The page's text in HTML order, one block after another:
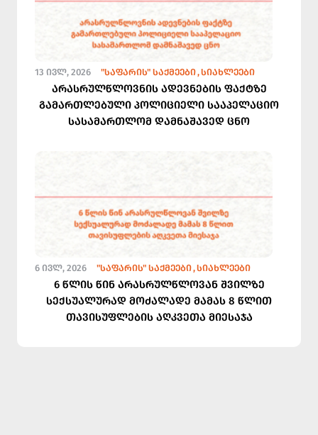
13 ᲘᲕᲚ, 2026 "ᲡᲐᲤᲐᲠᲘᲡ" ᲡᲐᲥᲛᲔᲔᲑᲘ ᲡᲘᲐᲮᲚᲔᲔᲑᲘ
არასრულწლოვნის ადევნების ფაქტზე
გამართლებული პოლიციელი სააპელაციო
სასამართლომ დამნაშავედ ცნო
6 ᲘᲕᲚ, 2026 "ᲡᲐᲤᲐᲠᲘᲡ" ᲡᲐᲥᲛᲔᲔᲑᲘ ᲡᲘᲐᲮᲚᲔᲔᲑᲘ
6 წლის წინ არასრულწლოვან შვილზე
სექსუალურად მოძალადე მამას 8 წლით
თავისუფლების აღკვეთა მიესაჯა